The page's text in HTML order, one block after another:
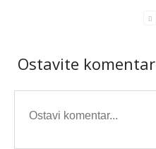
Ostavite komentar